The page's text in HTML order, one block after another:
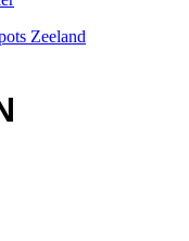
Zeeland